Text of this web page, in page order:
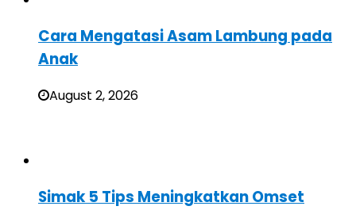
Cara Mengatasi Asam Lambung pada
Anak
August 2, 2026
Simak 5 Tips Meningkatkan Omset